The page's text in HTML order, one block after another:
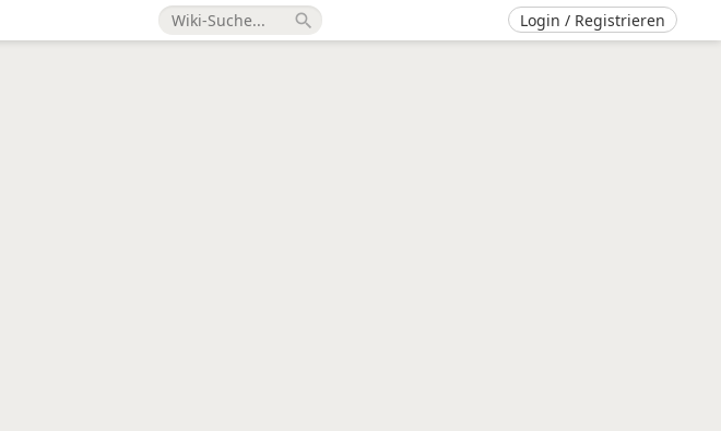
search Login / Registrieren